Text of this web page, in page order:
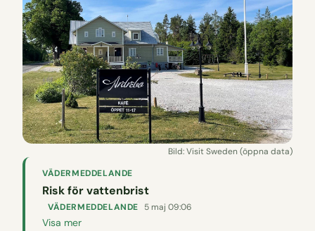
Bild: Visit Sweden (öppna data)
VÄDERMEDDELANDE
Risk för vattenbrist
VÄDERMEDDELANDE 5 maj 09:06
Visa mer